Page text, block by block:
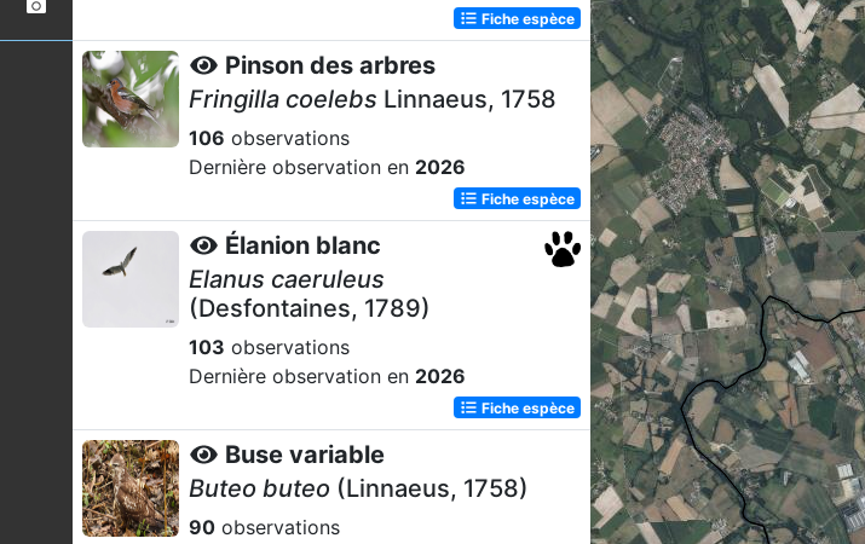
Fiche espèce
Pinson des arbres
Fringilla coelebs Linnaeus, 1758
106 observations
Dernière observation en 2026
Fiche espèce
Élanion blanc
Elanus caeruleus
(Desfontaines, 1789)
103 observations
Dernière observation en 2026
Fiche espèce
Buse variable
Buteo buteo (Linnaeus, 1758)
90 observations